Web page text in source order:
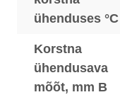
ühenduses °C
Korstna
ühendusava
mõõt, mm B